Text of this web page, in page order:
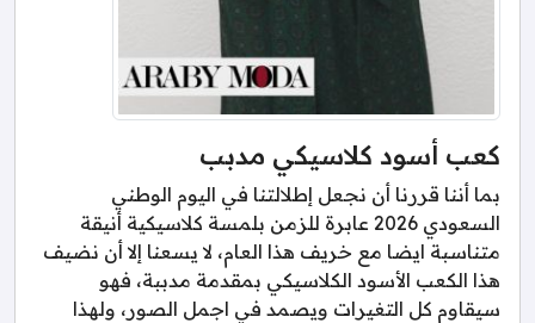
كعب أسود كلاسيكي مدبب
بما أننا قررنا أن نجعل إطلالتنا في اليوم الوطني
السعودي 2026 عابرة للزمن بلمسة كلاسيكية أنيقة
متناسبة ايضا مع خريف هذا العام، لا يسعنا إلا أن نضيف
هذا الكعب الأسود الكلاسيكي بمقدمة مدببة، فهو
سيقاوم كل التغيرات ويصمد في اجمل الصور، ولهذا